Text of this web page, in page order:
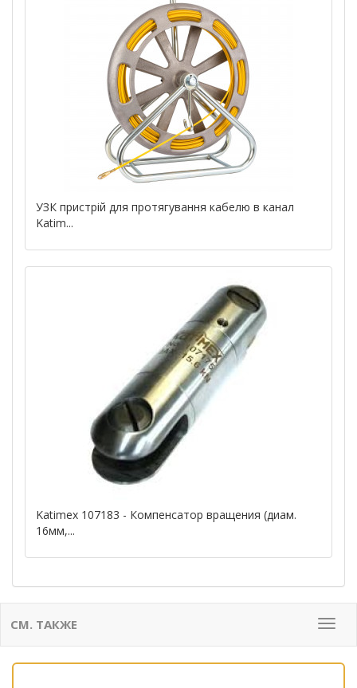
УЗК пристрій для протягування кабелю в канал
Katim...
Katimex 107183 - Компенсатор вращения (диам.
16мм,...
Меню
СМ. ТАКЖЕ